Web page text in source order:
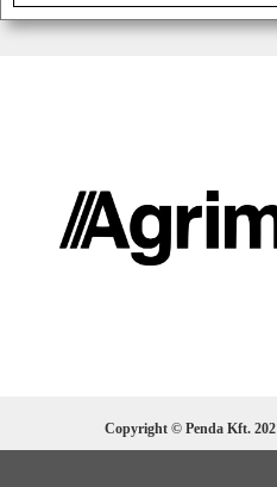
Copyright © Penda Kft.